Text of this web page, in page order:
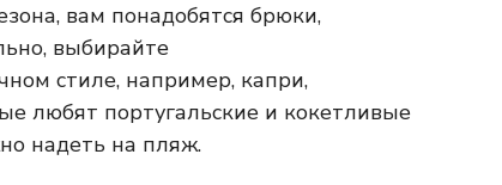
вам понадобятся брюки,
выбирайте
стиле, например, капри,
португальские и кокетливые
надеть на пляж.